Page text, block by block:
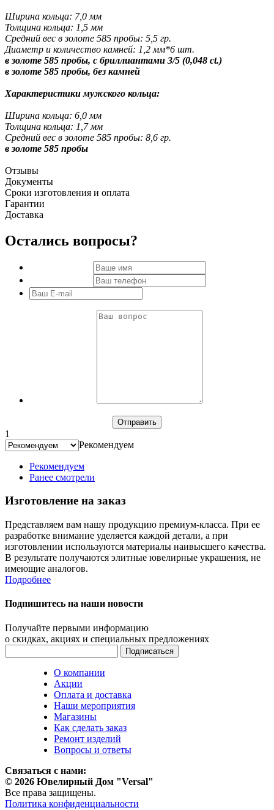
Ширина кольца: 7,0 мм
Толщина кольца: 1,5 мм
Средний вес в золоте 585 пробы: 5,5 гр.
Диаметр и количество камней: 1,2 мм*6 шт.
в золоте 585 пробы, с бриллиантами 3/5 (0,048 ct.)
в золоте 585 пробы, без камней
Характеристики мужского кольца:
Ширина кольца: 6,0 мм
Толщина кольца: 1,7 мм
Средний вес в золоте 585 пробы: 8,6 гр.
в золоте 585 пробы
Отзывы
Документы
Сроки изготовления и оплата
Гарантии
Доставка
Остались вопросы?
1
Рекомендуем
Рекомендуем
Ранее смотрели
Изготовление на заказ
Представляем вам нашу продукцию премиум-класса. При ее
разработке внимание уделяется каждой детали, а при
изготовлении используются материалы наивысшего качества.
В результате получаются элитные ювелирные украшения, не
имеющие аналогов.
Подробнее
Подпишитесь на наши новости
Получайте первыми информацию
о скидках, акциях и специальных предложениях
О компании
Акции
Оплата и доставка
Наши мероприятия
Магазины
Как сделать заказ
Ремонт изделий
Вопросы и ответы
Связаться с нами:
© 2026 Ювелирный Дом "Versal"
Все права защищены.
Политика конфиденциальности